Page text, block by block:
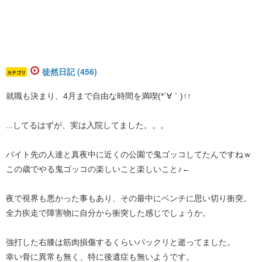
カテゴリ 徒然日記 (456)
就職も決まり、4月まで自由な時間を満喫(*´∀｀)↑↑
...してるはずが、実は入院してました。。。
バイト先の人達と真夜中に近くの公園で鬼ゴッコしてたんですねｗ
この歳でやる鬼ゴッコの楽しいこと楽しいこと♪←
夜で視界も悪かった事もあり、その最中にベンチに思い切り衝突。
全力疾走で障害物に自分から衝突した感じでしょうか。
強打した右膝は筋肉損傷するくらいパックリと逝ってました。
幸い骨に異常も無く、特に後遺症も無いようです。